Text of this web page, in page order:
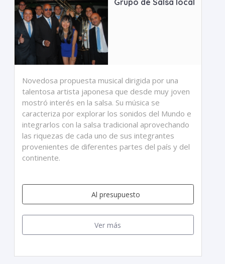
Grupo de Salsa local
Novedosa propuesta musical dirigida por una
talentosa artista japonesa que desde muy joven
mostró interés en la salsa. Su música se
caracteriza por explorar los sonidos del Mundo e
integrarlos con la salsa tradicional aprovechando
las riquezas de cada uno de sus integrantes
provenientes de diferentes partes del país y del
continente.
Al presupuesto
Ver más